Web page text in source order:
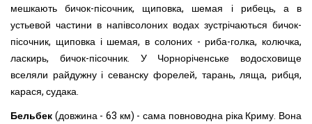
мешкають бичок-пісочник, щиповка, шемая і рибець, а в
устьевой частини в напівсолоних водах зустрічаються бичок-
пісочник, щиповка і шемая, в солоних - риба-голка, колючка,
ласкирь, бичок-пісочник. У Чорноріченське водосховище
вселяли райдужну і севанску форелей, тарань, ляща, рибця,
карася, судака.
Бельбек(довжина - 63 км) - сама повноводна ріка Криму. Вона